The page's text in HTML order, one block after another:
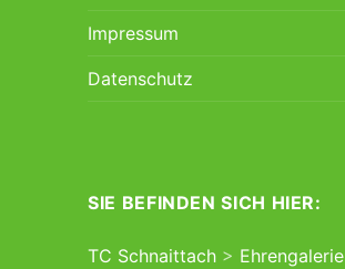
Impressum
Datenschutz
SIE BEFINDEN SICH HIER:
TC Schnaittach > Ehrengalerie